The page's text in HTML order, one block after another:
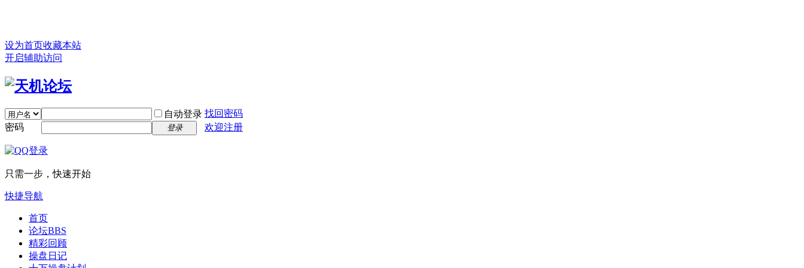
设为首页收藏本站
开启辅助访问
自动登录 找回密码
密码
登录 欢迎注册
只需一步，快速开始
快捷导航
首页
论坛BBS
精彩回顾
操盘日记